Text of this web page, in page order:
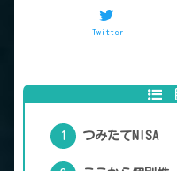
Twitter
つみたてNISA